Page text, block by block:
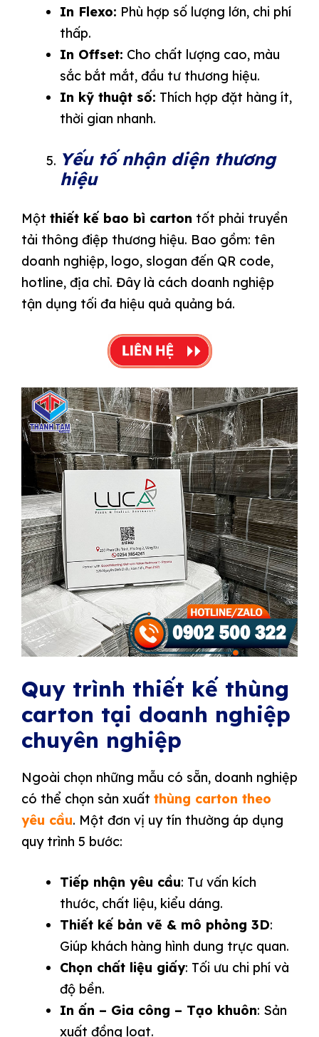
In Flexo: Phù hợp số lượng lớn, chi phí
thấp.
In Offset: Cho chất lượng cao, màu
sắc bắt mắt, đầu tư thương hiệu.
In kỹ thuật số: Thích hợp đặt hàng ít,
thời gian nhanh.
Yếu tố nhận diện thương
hiệu
Một thiết kế bao bì carton tốt phải truyền
tải thông điệp thương hiệu. Bao gồm: tên
doanh nghiệp, logo, slogan đến QR code,
hotline, địa chỉ. Đây là cách doanh nghiệp
tận dụng tối đa hiệu quả quảng bá.
Quy trình thiết kế thùng
carton tại doanh nghiệp
chuyên nghiệp
Ngoài chọn những mẫu có sẵn, doanh nghiệp
có thể chọn sản xuất thùng carton theo
yêu cầu. Một đơn vị uy tín thường áp dụng
quy trình 5 bước:
Tiếp nhận yêu cầu: Tư vấn kích
thước, chất liệu, kiểu dáng.
Thiết kế bản vẽ & mô phỏng 3D:
Giúp khách hàng hình dung trực quan.
Chọn chất liệu giấy: Tối ưu chi phí và
độ bền.
In ấn – Gia công – Tạo khuôn: Sản
xuất đồng loạt.